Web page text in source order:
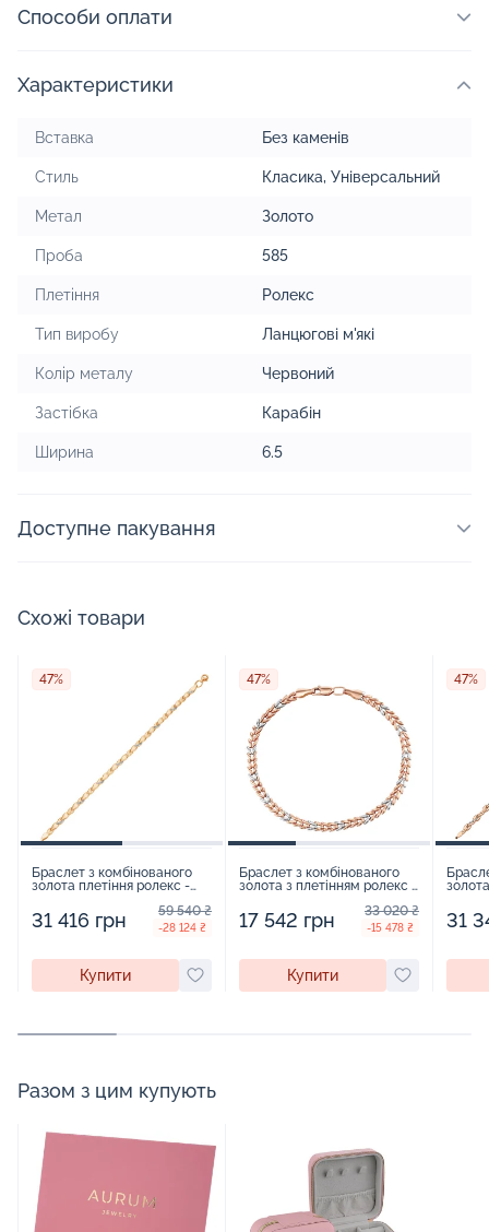
Способи оплати
Характеристики
Вставка Без каменів
Стиль Класика, Універсальний
Метал Золото
Проба 585
Плетіння Ролекс
Тип виробу Ланцюгові м'які
Колір металу Червоний
Застібка Карабін
Ширина 6.5
Доступне пакування
Схожі товари
47%
Браслет з комбінованого
золота плетіння ролекс -
31 416 грн 59 540 ₴
-28 124 ₴
Купити
47%
Браслет з комбінованого
золота з плетінням ролекс -
17 542 грн 33 020 ₴
-15 478 ₴
Купити
47%
31
Разом з цим купують